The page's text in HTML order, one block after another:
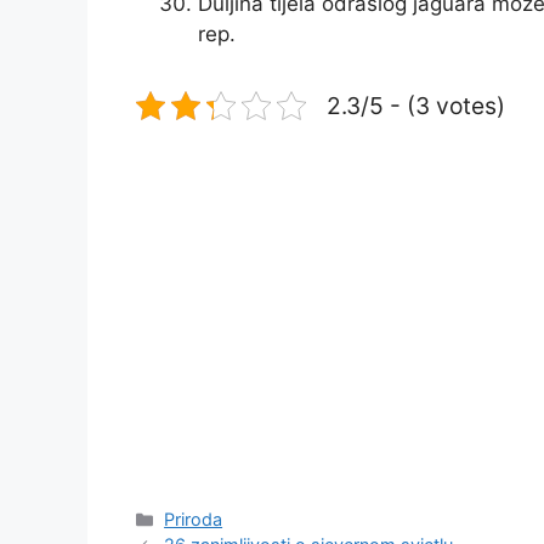
rep.
2.3/5 - (3 votes)
Kategorije
Priroda